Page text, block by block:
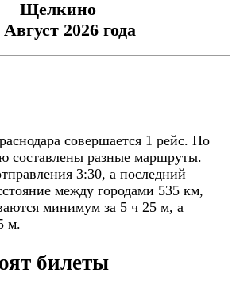
Щелкино
2026 года
совершается 1 рейс. По
составлены разные маршруты.
3:30, а последний
между городами 535 км,
минимум за 5 ч 25 м, а
м.
билеты